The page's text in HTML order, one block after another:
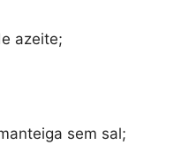
azeite;
sem sal;